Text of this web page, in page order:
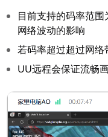
目前支持的码率范
网络波动的影响
若码率超过超过网
UU远程会保证流畅